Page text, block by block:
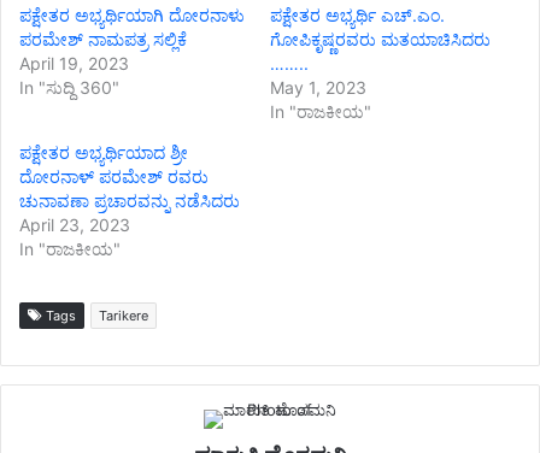
ಪಕ್ಷೇತರ ಅಭ್ಯರ್ಥಿಯಾಗಿ ದೋರನಾಳು
ಪರಮೇಶ್ ನಾಮಪತ್ರ ಸಲ್ಲಿಕೆ
April 19, 2023
In "ಸುದ್ದಿ 360"
ಪಕ್ಷೇತರ ಅಭ್ಯರ್ಥಿ ಎಚ್.ಎಂ.
ಗೋಪಿಕೃಷ್ಣರವರು ಮತಯಾಚಿಸಿದರು
……..
May 1, 2023
In "ರಾಜಕೀಯ"
ಪಕ್ಷೇತರ ಅಭ್ಯರ್ಥಿಯಾದ ಶ್ರೀ
ದೋರನಾಳ್ ಪರಮೇಶ್ ರವರು
ಚುನಾವಣಾ ಪ್ರಚಾರವನ್ನು ನಡೆಸಿದರು
April 23, 2023
In "ರಾಜಕೀಯ"
Tags Tarikere